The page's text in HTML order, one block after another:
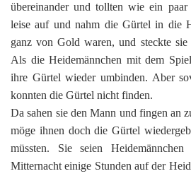
übereinander und tollten wie ein
leise auf und nahm die Gürtel in die
ganz von Gold waren, und steckte
Als die Heidemännchen mit dem
ihre Gürtel wieder umbinden. Aber
konnten die Gürtel nicht finden.
Da sahen sie den Mann und fingen an
möge ihnen doch die Gürtel
müssten. Sie seien
Mitternacht einige Stunden auf der